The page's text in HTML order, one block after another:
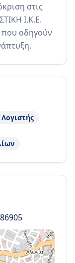
στις
Ι.Κ.Ε.
που οδηγούν
Λογιστής